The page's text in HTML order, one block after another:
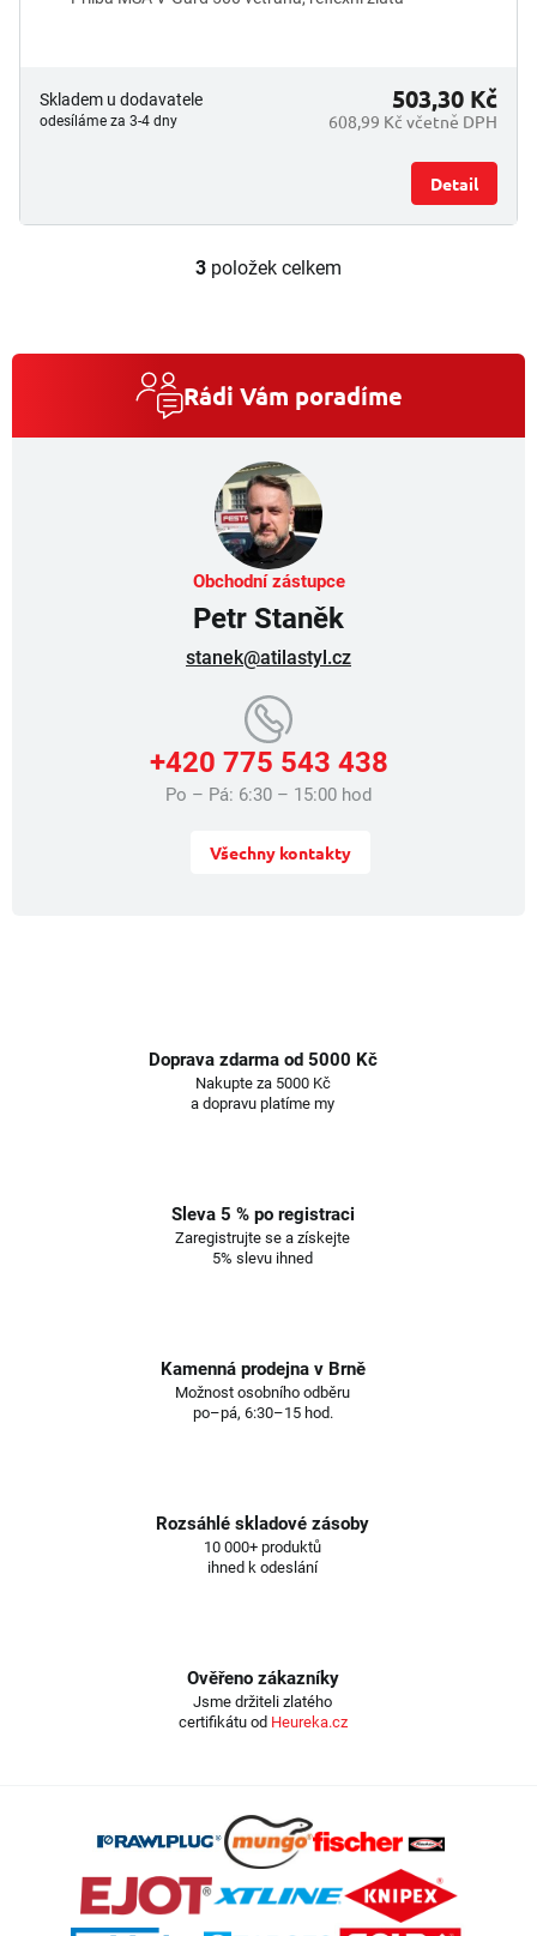
Skladem u dodavatele
odesíláme za 3-4 dny 608,99 Kč včetně DPH
503,30 Kč
Detail
O
a
í
p
r
v
k
y
v
p
s
3 položek celkem
Rádi Vám poradíme
Obchodní zástupce
Petr Staněk
stanek@atilastyl.cz
+420 775 543 438
Po – Pá: 6:30 – 15:00 hod
Všechny kontakty
Doprava zdarma od 5000 Kč
Nakupte za 5000 Kč
a dopravu platíme my
Sleva 5 % po registraci
Zaregistrujte se a získejte
5% slevu ihned
Kamenná prodejna v Brně
Možnost osobního odběru
po–pá, 6:30–15 hod.
Rozsáhlé skladové zásoby
10 000+ produktů
ihned k odeslání
Ověřeno zákazníky
Jsme držiteli zlatého
certifikátu od Heureka.cz